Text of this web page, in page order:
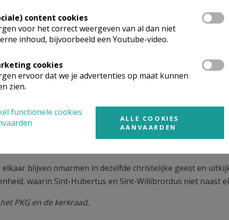
echter niet het einde van onze verbondenheid met
harten van haar mensen.Wat écht telt, is niet de naam
die erin samenkomt.
we op 9 november 2025 niet alleen het jaarlijkse
afscheidsmoment van onze zondagsvieringen in
die we met zorg en eerbied zullen voorbereiden, in een
betekend heeft.
oprecht dat alle parochianen zich welkom voelen om op
afscheid te nemen, maar vooral om samen op weg te gaan
elkaar blijven omarmen in dezelfde christelijke geest en
waarin Sint-Hubertus en Sint-Willibrordus niet naast
PKG en de kerkraad,
content cookies
voor het correct weergeven van al dan niet
inhoud, bijvoorbeeld een Youtube-video.
cookies
ervoor dat we je advertenties op maat kunnen
zien.
functionele cookies
ALLE COOKIES
AANVAARDEN